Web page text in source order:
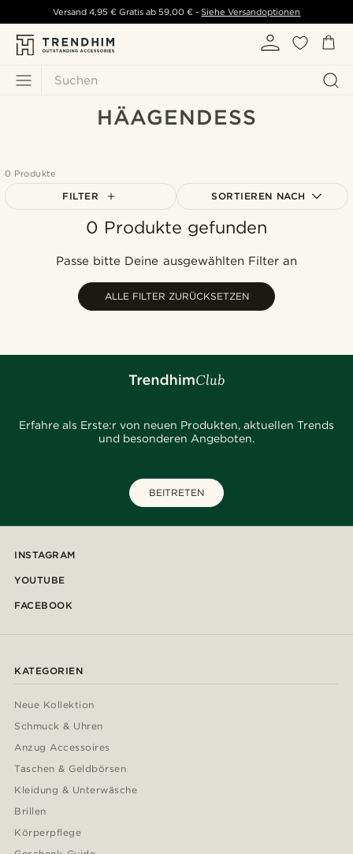
Suchen
Versand 4,95 € Gratis ab59,00 € - Siehe Versandoptionen
HÄAGENDESS
0 Produkte
FILTER SORTIEREN NACH
Am Beliebtesten
Höchster Preis
0 Produkte gefunden
Passe bitte Deine ausgewählten Filter an
ALLE FILTER ZURÜCKSETZEN
Erfahre als Erste:r von neuen Produkten, aktuellen Trends
und besonderen Angeboten.
BEITRETEN
INSTAGRAM
YOUTUBE
FACEBOOK
KATEGORIEN
Neue Kollektion
Schmuck & Uhren
Anzug Accessoires
Taschen & Geldbörsen
Kleidung & Unterwäsche
Brillen
Körperpflege